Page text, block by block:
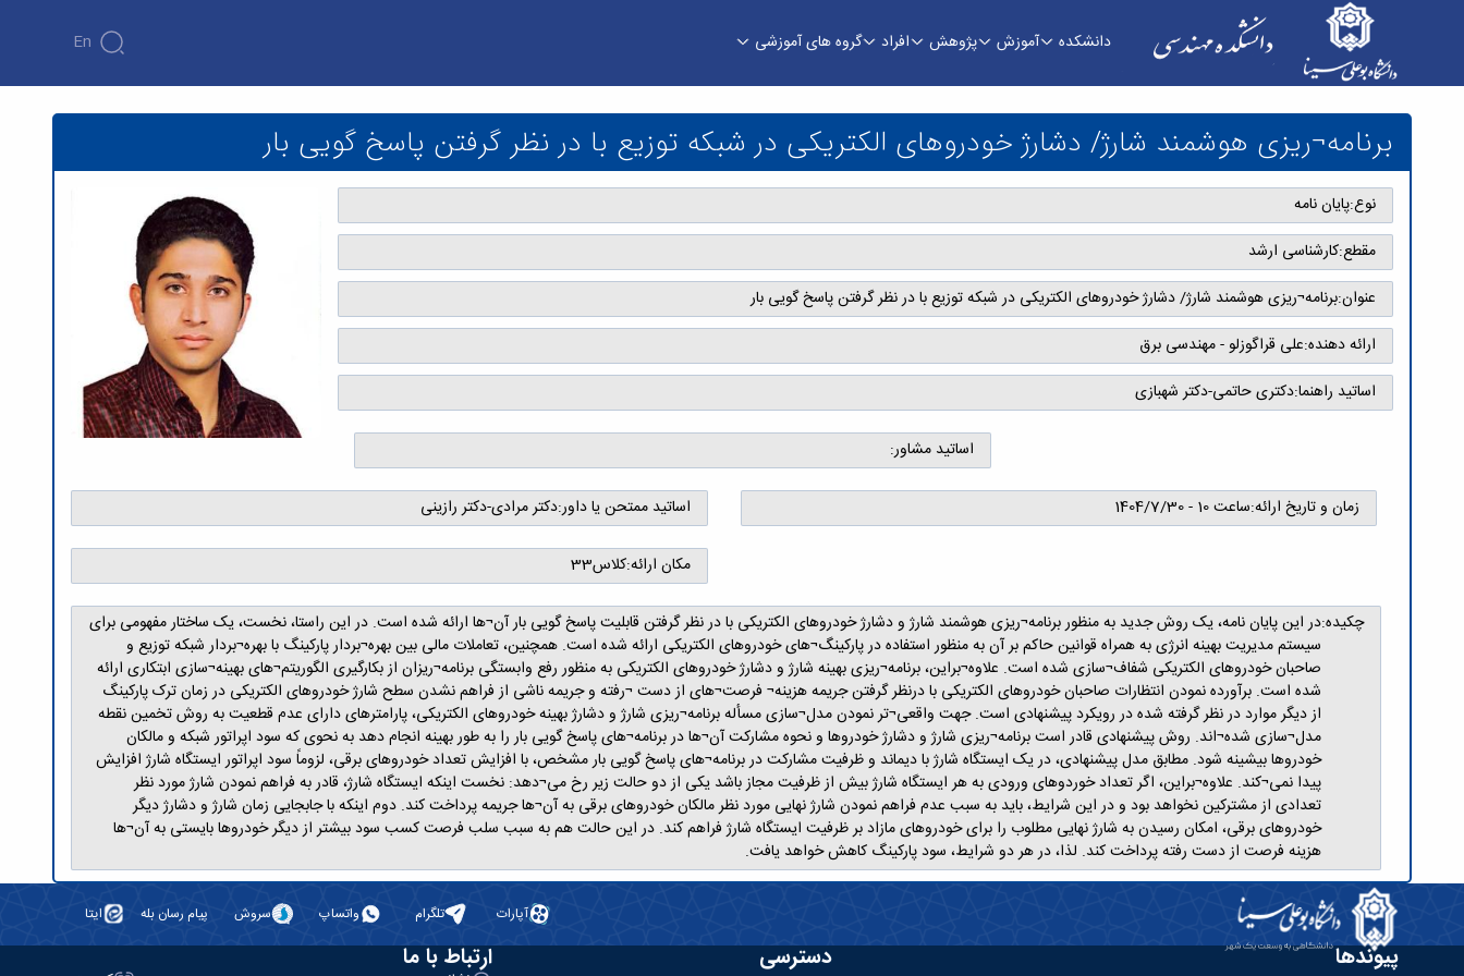
دانشکده آموزش پژوهش افراد گروه های آموزشی En
برنامه¬ریزی هوشمند شارژ/ دشارژ خودروهای الکتریکی در شبکه توزیع با در نظر گرفتن پاسخ گویی بار
نوع:پایان نامه
مقطع:کارشناسی ارشد
عنوان:برنامه¬ریزی هوشمند شارژ/ دشارژ خودروهای الکتریکی در شبکه توزیع با در نظر گرفتن پاسخ گویی بار
ارائه دهنده:علی قراگوزلو - مهندسی برق
اساتید راهنما:دکتری حاتمی-دکتر شهبازی
اساتید مشاور:
اساتید ممتحن یا داور:دکتر مرادی-دکتر رازینی زمان و تاریخ ارائه:ساعت 10 - 1404/7/30
مکان ارائه:کلاس33
چکیده:در این پایان نامه، یک روش جدید به منظور برنامه¬ریزی هوشمند شارژ و دشارژ خودروهای الکتریکی با در نظر گرفتن قابلیت پاسخ گویی بار آن¬ها ارائه شده است. در این راستا، نخست، یک ساختار مفهومی برای
سیستم مدیریت بهینه انرژی به همراه قوانین حاکم بر آن به منظور استفاده در پارکینگ¬های خودروهای الکتریکی ارائه شده است. همچنین، تعاملات مالی بین بهره¬بردار پارکینگ با بهره¬بردار شبکه توزیع و
صاحبان خودروهای الکتریکی شفاف¬سازی شده است. علاوه¬براین، برنامه¬ریزی بهینه شارژ و دشارژ خودروهای الکتریکی به منظور رفع وابستگی برنامه¬ریزان از بکارگیری الگوریتم¬های بهینه¬سازی ابتکاری ارائه
شده است. برآورده نمودن انتظارات صاحبان خودروهای الکتریکی با درنظر گرفتن جریمه هزینه¬ فرصت¬های از دست ¬رفته و جریمه ناشی از فراهم نشدن سطح شارژ خودروهای الکتریکی در زمان ترک پارکینگ
از دیگر موارد در نظر گرفته شده در رویکرد پیشنهادی است. جهت واقعی¬تر نمودن مدل¬سازی مسأله برنامه¬ریزی شارژ و دشارژ بهینه خودروهای الکتریکی، پارامترهای دارای عدم قطعیت به روش تخمین نقطه
مدل¬سازی شده¬اند. روش پیشنهادی قادر است برنامه¬ریزی شارژ و دشارژ خودروها و نحوه مشارکت آن¬ها در برنامه¬های پاسخ گویی بار را به طور بهینه انجام دهد به نحوی که سود اپراتور شبکه و مالکان
خودروها بیشینه شود. مطابق مدل پیشنهادی، در یک ایستگاه شارژ با دیماند و ظرفیت مشارکت در برنامه¬های پاسخ گویی بار مشخص، با افزایش تعداد خودروهای برقی، لزوماً سود اپراتور ایستگاه شارژ افزایش
پیدا نمی¬کند. علاوه¬براین، اگر تعداد خوردوهای ورودی به هر ایستگاه شارژ بیش از ظرفیت مجاز باشد یکی از دو حالت زیر رخ می¬دهد: نخست اینکه ایستگاه شارژ، قادر به فراهم نمودن شارژ مورد نظر
تعدادی از مشترکین نخواهد بود و در این شرایط، باید به سبب عدم فراهم نمودن شارژ نهایی مورد نظر مالکان خودروهای برقی به آن¬ها جریمه پرداخت کند. دوم اینکه با جابجایی زمان شارژ و دشارژ دیگر
خودروهای برقی، امکان رسیدن به شارژ نهایی مطلوب را برای خودروهای مازاد بر ظرفیت ایستگاه شارژ فراهم کند. در این حالت هم به سبب سلب فرصت کسب سود بیشتر از دیگر خودروها بایستی به آن¬ها
هزینه فرصت از دست رفته پرداخت کند. لذا، در هر دو شرایط، سود پارکینگ کاهش خواهد یافت.
آپارات تلگرام واتساپ سروش پیام رسان بله ایتا
پیوندها دسترسی ارتباط با ما